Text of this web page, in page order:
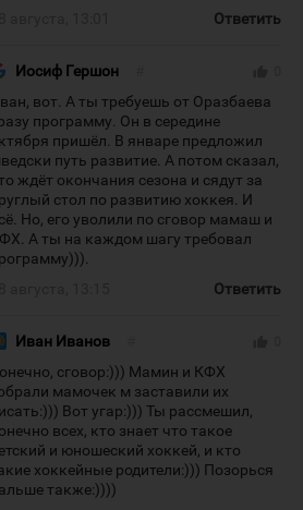
Ответить
Иосиф Гершон
вот. А ты требуешь от Оразбаева
программу. Он в середине
пришёл. В январе предложил
путь развитие. А потом сказал,
ждёт окончания сезона и сядут за
стол по развитию хоккея. И
Но, его уволили по сговор мамаш и
А ты на каждом шагу требовал
Ответить
Иван Иванов
сговор:))) Мамин и КФХ
мамочек м заставили их
Вот угар:))) Ты рассмешил,
всех, кто знает что такое
и юношеский хоккей, и кто
хоккейные родители:))) Позорься
также:))))